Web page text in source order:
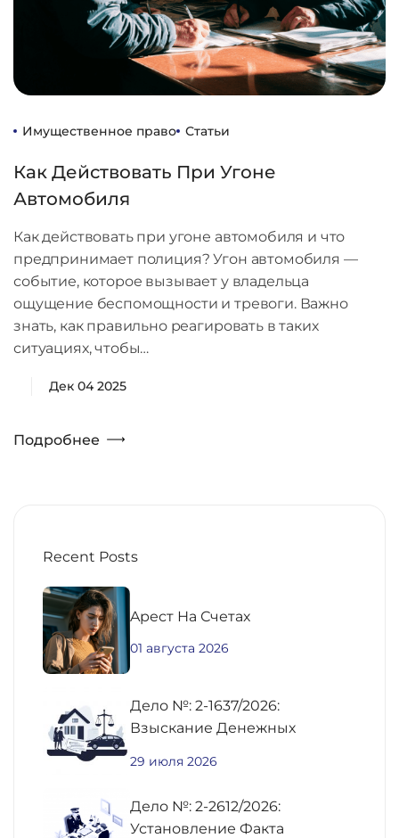
Имущественное право Статьи
Как Действовать При Угоне
Автомобиля
Как действовать при угоне автомобиля и что
предпринимает полиция? Угон автомобиля —
событие, которое вызывает у владельца
ощущение беспомощности и тревоги. Важно
знать, как правильно реагировать в таких
ситуациях, чтобы…
Дек 04 2025
Подробнее
Recent Posts
Aрест На Счетах
01 августа 2026
Дело №: 2-1637/2026:
Взыскание Денежных
Недвижимости
29 июля 2026
Дело №: 2-2612/2026:
Установление Факта